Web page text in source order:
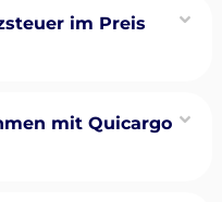
im Preis
mit Quicargo